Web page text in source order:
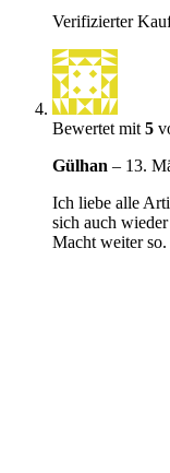
Verifizierter
Bewertet mit5
Gülhan – 13.
Ich liebe alle
sich auch
Macht weiter so.